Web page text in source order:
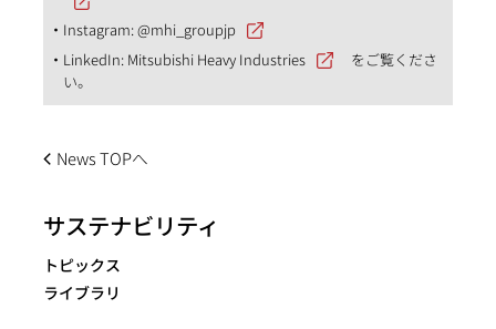
Instagram:@mhi_groupjp
LinkedIn: Mitsubishi Heavy Industries
をご覧くださ
い。
News TOPへ
サステナビリティ
トピックス
ライブラリ